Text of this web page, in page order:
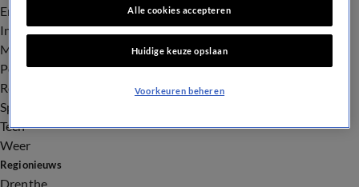
Entertainment
Infrastructuur
Milieu en Gezondheid
Politiek
Royalty
Sport
Tech
Weer
Regionieuws
Drenthe
Alle cookies accepteren
Huidige keuze opslaan
Voorkeuren beheren